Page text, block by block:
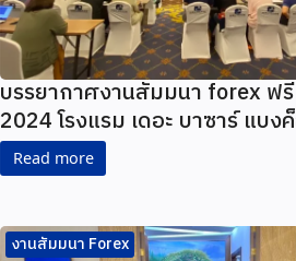
บรรยากาศงานสัมมนา forex ฟ
2024 โรงแรม เดอะ บาซาร์ แบง
Read more
งานสัมมนา Forex